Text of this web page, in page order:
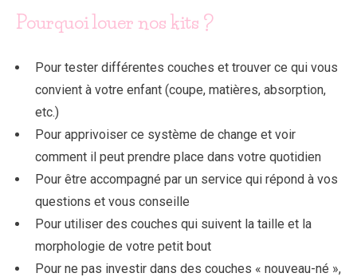
Pourquoi louer nos kits ?
Pour tester différentes couches et trouver ce qui vous
convient à votre enfant (coupe, matières, absorption,
etc.)
Pour apprivoiser ce système de change et voir
comment il peut prendre place dans votre quotidien
Pour être accompagné par un service qui répond à vos
questions et vous conseille
Pour utiliser des couches qui suivent la taille et la
morphologie de votre petit bout
Pour ne pas investir dans des couches « nouveau-né »,